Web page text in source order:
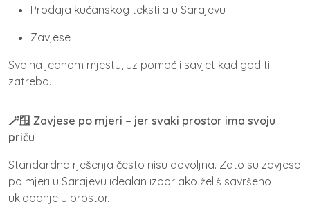
Prodaja kućanskog tekstila u Sarajevu
Zavjese
Sve na jednom mjestu, uz pomoć i savjet kad god ti
zatreba.
🪄🪟 Zavjese po mjeri – jer svaki prostor ima svoju
priču
Standardna rješenja često nisu dovoljna. Zato su zavjese
po mjeri u Sarajevu idealan izbor ako želiš savršeno
uklapanje u prostor.